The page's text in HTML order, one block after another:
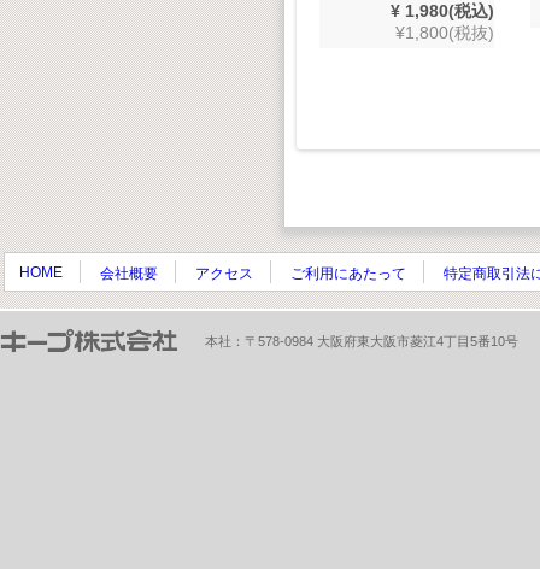
税抜)
¥ 1,980(税込)
¥1,800(税抜)
HOME 会社概要 アクセス ご利用にあたって 特定商取引法
本社：〒578-0984 大阪府東大阪市菱江4丁目5番10号